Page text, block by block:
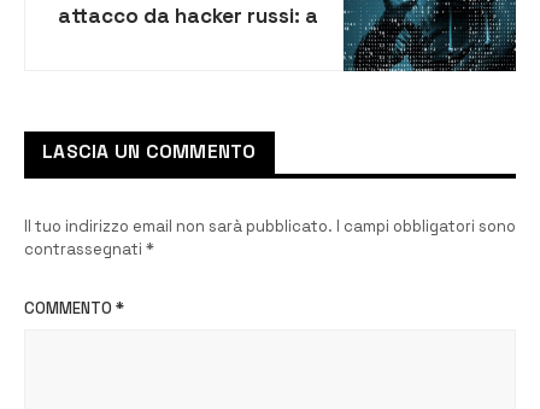
attacco da hacker russi: a
LASCIA UN COMMENTO
Il tuo indirizzo email non sarà pubblicato. I campi obbligatori sono
contrassegnati *
COMMENTO *